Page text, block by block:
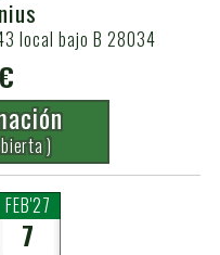
local bajo B 28034
)
FEB'27
7